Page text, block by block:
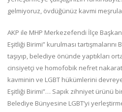
gelmiyoruz, övdüğünüz kavmi
AKP ile MHP Merkezefendi İlçe
Eşitliği Birimi” kurulması tartışmalarını
taşıyıp, belediye önünde yaptıkları
cinsiyetçi ve homofobik nefret
kavminin ve LGBT hükümlerini
Eşitliği Birimi”… Sapık zihniyet ürünü
Belediye Bünyesine LGBT’yi